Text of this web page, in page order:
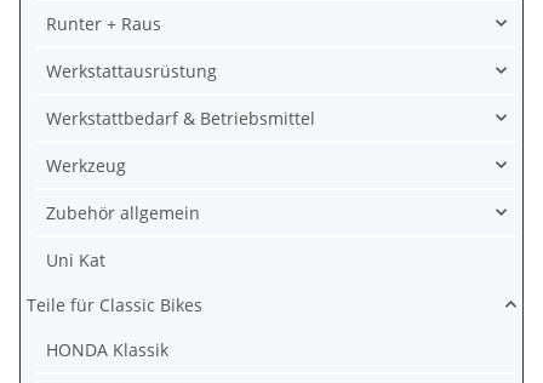
Runter + Raus
Werkstattausrüstung
Werkstattbedarf & Betriebsmittel
Werkzeug
Zubehör allgemein
Uni Kat
Teile für Classic Bikes
HONDA Klassik